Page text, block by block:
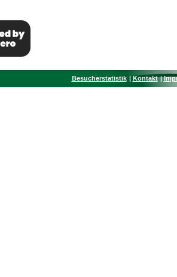
Besucherstatistik Kontakt